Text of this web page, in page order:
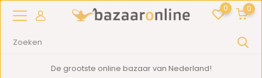
0 0
2000m2showroom in Woerden